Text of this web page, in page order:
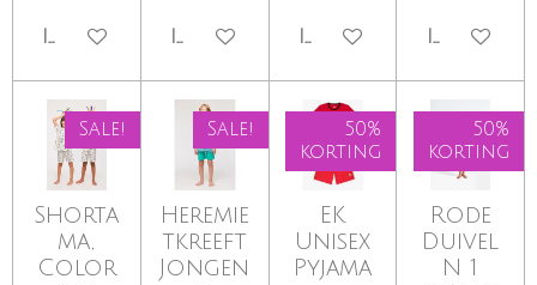
IN WINKELWAGENIN WINKELWAGENIN WINKELWAGEN
IN
Sale!
Shorta
ma,
Color
Sale!
Heremie
tkreeft
Jongen
50%
korting
EK
Unisex
Pyjama
50%
korting
Rode
Duivel
N 1